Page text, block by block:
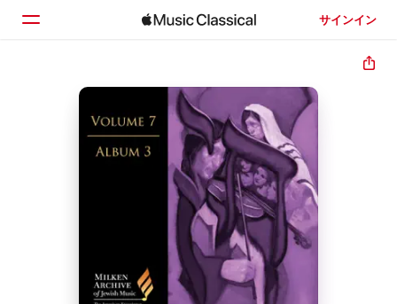
サインイン
ホーム
見つける